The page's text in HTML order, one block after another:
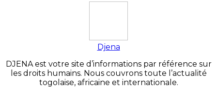
Djena
DJENA est votre site d’informations par référence sur
les droits humains. Nous couvrons toute l’actualité
togolaise, africaine et internationale.